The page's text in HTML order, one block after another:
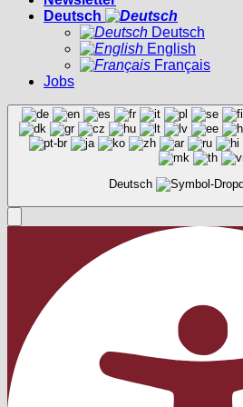
Deutsch
Deutsch
English
Français
Jobs
Deutsch